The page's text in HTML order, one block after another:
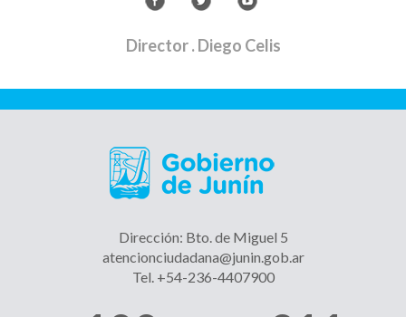
Director. Diego Celis
Dirección: Bto. de Miguel 5
atencionciudadana@junin.gob.ar
Tel. +54-236-4407900